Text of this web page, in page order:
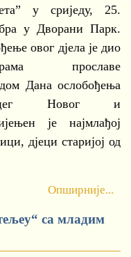
у сриједу, 25.
у Дворани Парк.
овог дјела је дио
прославе
Дана ослобођења
Новог и
је најмлађој
дјеци старијој од
Опширније...
са младим